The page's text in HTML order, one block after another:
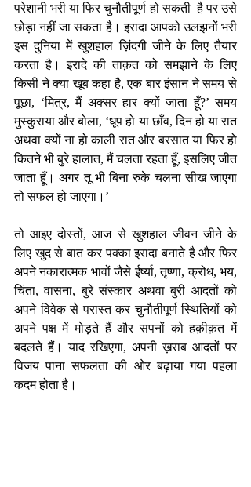
परेशानी भरी या फिर चुनौतीपूर्ण हो सकती  है पर उसे
छोड़ा नहीं जा सकता है। इरादा आपको उलझनों भरी
इस दुनिया में खुशहाल ज़िंदगी जीने के लिए तैयार
करता है। इरादे की ताक़त को समझाने के लिए
किसी ने क्या खूब कहा है, एक बार इंसान ने समय से
पूछा, ‘मित्र, मैं अक्सर हार क्यों जाता हूँ?’ समय
मुस्कुराया और बोला, ‘धूप हो या छाँव, दिन हो या रात
अथवा क्यों ना हो काली रात और बरसात या फिर हो
कितने भी बुरे हालात, मैं चलता रहता हूँ, इसलिए जीत
जाता हूँ। अगर तू भी बिना रुके चलना सीख जाएगा
तो सफल हो जाएगा।’
तो आइए दोस्तों, आज से खुशहाल जीवन जीने के
लिए खुद से बात कर पक्का इरादा बनाते है और फिर
अपने नकारात्मक भावों जैसे ईर्ष्या, तृष्णा, क्रोध, भय,
चिंता, वासना, बुरे संस्कार अथवा बुरी आदतों को
अपने विवेक से परास्त कर चुनौतीपूर्ण स्थितियों को
अपने पक्ष में मोड़ते हैं और सपनों को हक़ीक़त में
बदलते हैं। याद रखिएगा, अपनी ख़राब आदतों पर
विजय पाना सफलता की ओर बढ़ाया गया पहला
कदम होता है।